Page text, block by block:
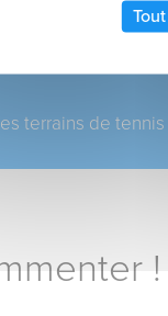
terrains de
!